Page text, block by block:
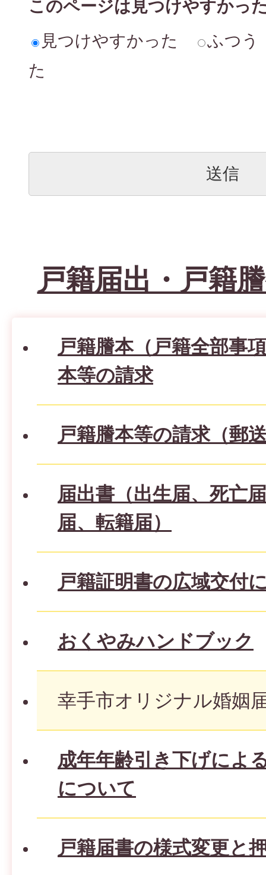
このページは見つけやすかっ
見つけやすかった
ふつう
た
戸籍届出・戸籍
戸籍謄本（戸籍全部事
本等の請求
戸籍謄本等の請求（郵
届出書（出生届、死亡
届、転籍届）
戸籍証明書の広域交付
おくやみハンドブック
幸手市オリジナル婚姻
成年年齢引き下げによ
について
戸籍届書の様式変更と